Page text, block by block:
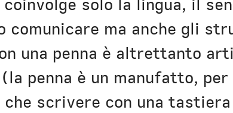
solo la lingua, il
comunicare ma anche gli
una penna è altrettanto
penna è un manufatto,
scrivere con una tastiera